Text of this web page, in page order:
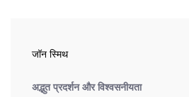
जॉन स्मिथ
अद्भुत प्रदर्शन और विश्वसनीयता